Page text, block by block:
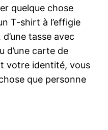
quelque chose
T-shirt à l’effigie
tasse avec
d’une carte de
votre identité, vous
que personne